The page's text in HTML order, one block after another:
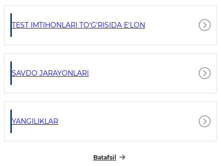
TEST IMTIHONLARI TO'G'RISIDA E'LON
SAVDO JARAYONLARI
YANGILIKLAR
Batafsil